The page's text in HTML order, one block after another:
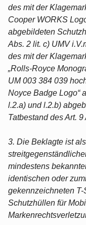
des mit der
Cooper WORKS
abgebildeten
Abs. 2 lit. c) UMV
des mit der
„Rolls-Royce
UM 003 384 039
Noyce Badge Logo“
l.2.a) und l.2.b)
Tatbestand des Art. 9
3. Die Beklagte ist
mindestens
identischen oder
gekennzeichneten
Schutzhüllen für